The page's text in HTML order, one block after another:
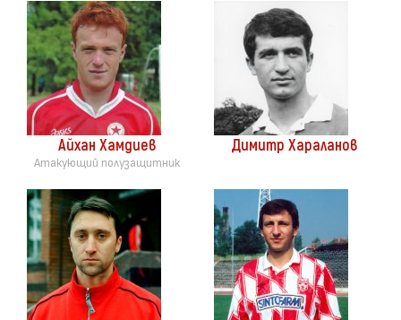
Айхан Хамдиев
Атакующий полузащитник
Димитр Хараланов